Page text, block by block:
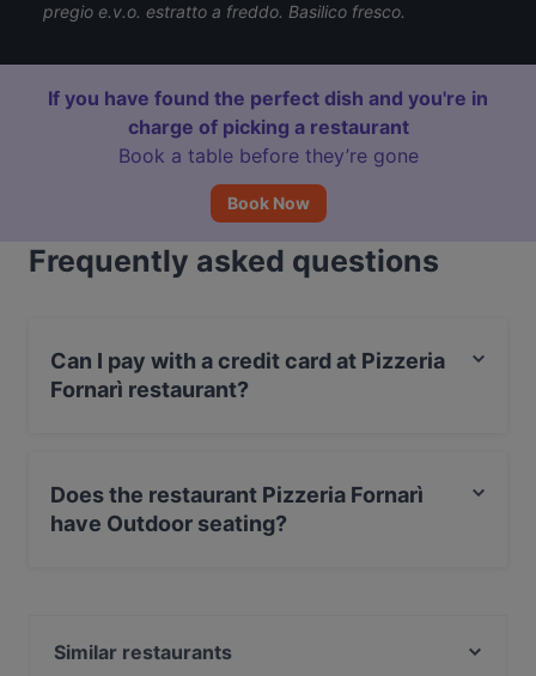
pregio e.v.o. estratto a freddo. Basilico fresco.
If you have found the perfect dish and you're in
charge of picking a restaurant
Book a table before they’re gone
Book Now
Frequently asked questions
Can I pay with a credit card at Pizzeria
Fornarì restaurant?
Does the restaurant Pizzeria Fornarì
have Outdoor seating?
Similar restaurants